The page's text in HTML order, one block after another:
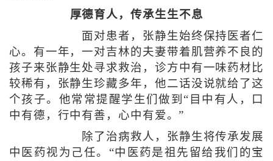
厚德育人，传承生生不息
面对患者，张静生始终保持医者仁
心。有一年，一对吉林的夫妻带着肌营养不良的
孩子来张静生处寻求救治，诊方中有一味药材比
较稀有，张静生珍藏多年，他二话没说就给了这
个孩子。他常常提醒学生们做到“目中有人，口
中有德，行中有善，心中有爱。”
除了治病救人，张静生将传承发展
中医药视为己任。“中医药是祖先留给我们的宝